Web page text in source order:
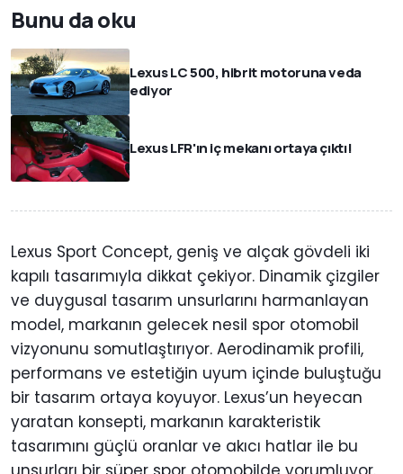
Bunu da oku
Lexus LC 500, hibrit motoruna veda
ediyor
Lexus LFR'ın iç mekanı ortaya çıktı!
Lexus Sport Concept, geniş ve alçak gövdeli iki
kapılı tasarımıyla dikkat çekiyor. Dinamik çizgiler
ve duygusal tasarım unsurlarını harmanlayan
model, markanın gelecek nesil spor otomobil
vizyonunu somutlaştırıyor. Aerodinamik profili,
performans ve estetiğin uyum içinde buluştuğu
bir tasarım ortaya koyuyor. Lexus’un heyecan
yaratan konsepti, markanın karakteristik
tasarımını güçlü oranlar ve akıcı hatlar ile bu